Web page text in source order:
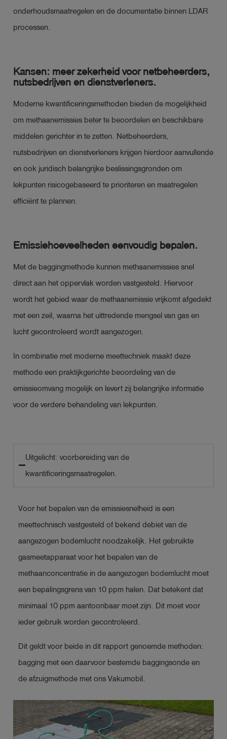
onderhoudsmaatregelen en de documentatie binnen LDAR
processen.
Kansen: meer zekerheid voor netbeheerders,
nutsbedrijven en dienstverleners.
Moderne kwantificeringsmethoden bieden de mogelijkheid
om methaanemissies beter te beoordelen en beschikbare
middelen gerichter in te zetten. Netbeheerders,
nutsbedrijven en dienstverleners krijgen hierdoor aanvullende
en ook juridisch belangrijke beslissingsgronden om
lekpunten risicogebaseerd te prioriteren en maatregelen
efficiënt te plannen.
Emissiehoeveelheden eenvoudig bepalen.
Met de baggingmethode kunnen methaanemissies snel
direct aan het oppervlak worden vastgesteld. Hiervoor
wordt het gebied waar de methaanemissie vrijkomt afgedekt
met een zeil, waarna het uittredende mengsel van gas en
lucht gecontroleerd wordt aangezogen.
In combinatie met moderne meettechniek maakt deze
methode een praktijkgerichte beoordeling van de
emissieomvang mogelijk en levert zij belangrijke informatie
voor de verdere behandeling van lekpunten.
Uitgelicht: voorbereiding van de
kwantificeringsmaatregelen.
Voor het bepalen van de emissiesnelheid is een
meettechnisch vastgesteld of bekend debiet van de
aangezogen bodemlucht noodzakelijk. Het gebruikte
gasmeetapparaat voor het bepalen van de
methaanconcentratie in de aangezogen bodemlucht moet
een bepalingsgrens van 10 ppm halen. Dat betekent dat
minimaal 10 ppm aantoonbaar moet zijn. Dit moet voor
ieder gebruik worden gecontroleerd.
Dit geldt voor beide in dit rapport genoemde methoden:
bagging met een daarvoor bestemde baggingsonde en
de afzuigmethode met ons Vakumobil.